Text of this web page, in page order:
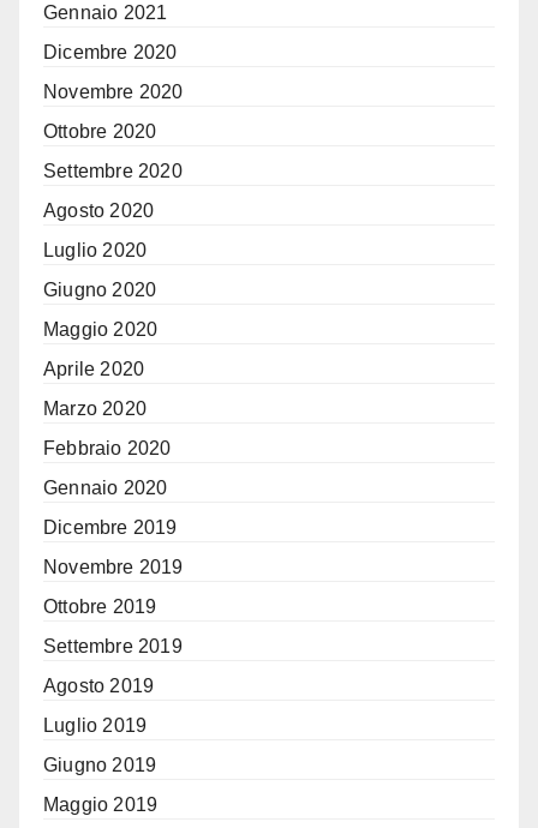
Gennaio 2021
Dicembre 2020
Novembre 2020
Ottobre 2020
Settembre 2020
Agosto 2020
Luglio 2020
Giugno 2020
Maggio 2020
Aprile 2020
Marzo 2020
Febbraio 2020
Gennaio 2020
Dicembre 2019
Novembre 2019
Ottobre 2019
Settembre 2019
Agosto 2019
Luglio 2019
Giugno 2019
Maggio 2019